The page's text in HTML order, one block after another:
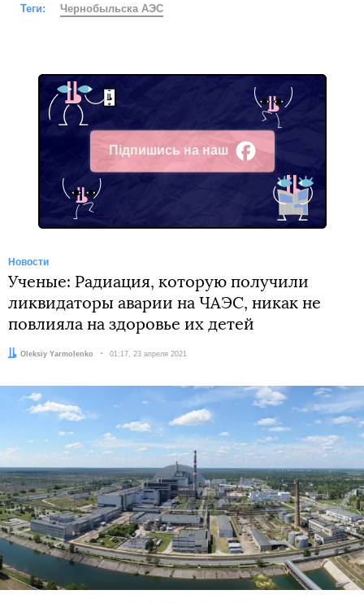
Теги: Чернобыльска АЭС
Підпишись на наш
Facebook
Новости
Ученые: Радиация, которую получили
ликвидаторы аварии на ЧАЭС, никак не
повлияла на здоровье их детей
Автор:
Oleksiy Yarmolenko Дата:
01:17, 23 апреля 2021